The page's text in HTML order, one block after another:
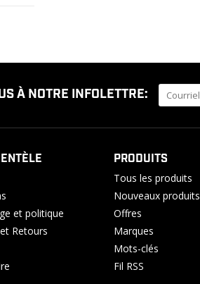
À NOTRE INFOLETTRE:
et politique
Retours
PRODUITS
Tous les produits
Nouveaux produits
Offres
Marques
Mots-clés
Fil RSS